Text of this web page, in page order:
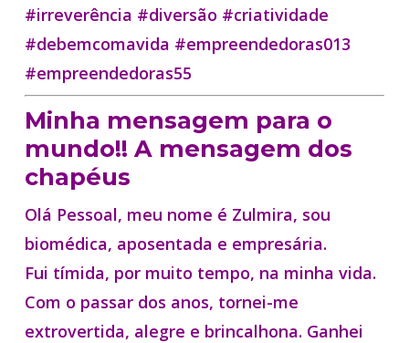
#irreverência #diversão #criatividade
#debemcomavida #empreendedoras013
#empreendedoras55
Minha mensagem para o
mundo!! A mensagem dos
chapéus
Olá Pessoal, meu nome é Zulmira, sou
biomédica, aposentada e empresária.
Fui tímida, por muito tempo, na minha vida.
Com o passar dos anos, tornei-me
extrovertida, alegre e brincalhona. Ganhei